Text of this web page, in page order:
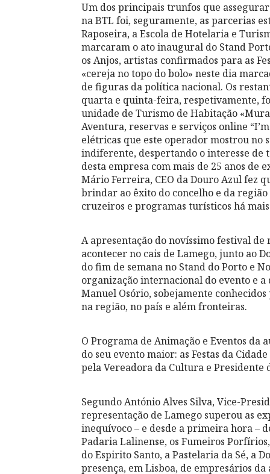
Um dos principais trunfos que
na BTL foi, seguramente, as parcerias
Raposeira, a Escola de Hotelaria e
marcaram o ato inaugural do Stand
os Anjos, artistas confirmados para as
«cereja no topo do bolo» neste dia
de figuras da política nacional. Os
quarta e quinta-feira, respetivamente,
unidade de Turismo de Habitação
Aventura, reservas e serviços online
elétricas que este operador mostrou no
indiferente, despertando o interesse de
desta empresa com mais de 25 anos de
Mário Ferreira, CEO da Douro Azul fez
brindar ao êxito do concelho e da
cruzeiros e programas turísticos há
A apresentação do novíssimo festival
acontecer no cais de Lamego, junto ao
do fim de semana no Stand do Porto e
organização internacional do evento e
Manuel Osório, sobejamente
na região, no país e além fronteiras.
O Programa de Animação e Eventos da
do seu evento maior: as Festas da
pela Vereadora da Cultura e Presidente
Segundo António Alves Silva, Vice-
representação de Lamego superou as
inequívoco – e desde a primeira hora –
Padaria Lalinense, os Fumeiros
do Espirito Santo, a Pastelaria da Sé, a
presença, em Lisboa, de empresários